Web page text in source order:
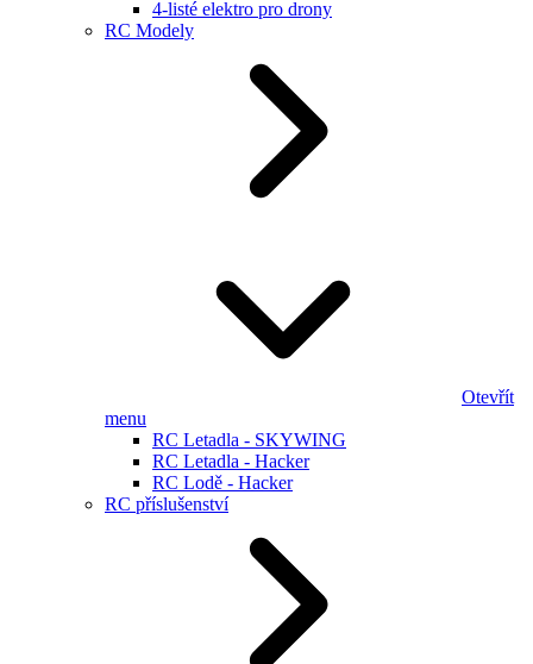
4-listé elektro pro drony
RC Modely
Otevřít
menu
RC Letadla - SKYWING
RC Letadla - Hacker
RC Lodě - Hacker
RC příslušenství